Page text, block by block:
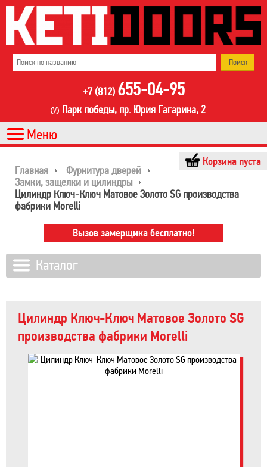
+7 (812) 655-04-95
Парк победы, пр. Юрия Гагарина, 2
Корзина пуста
Главная
Фурнитура дверей
Замки, защелки и цилиндры
Цилиндр Ключ-Ключ Матовое Золото SG производства
фабрики Morelli
Цилиндр Ключ-Ключ Матовое Золото SG
производства фабрики Morelli